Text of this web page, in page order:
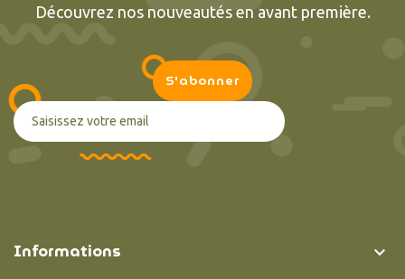
Découvrez nos nouveautés en avant première.
Informations 